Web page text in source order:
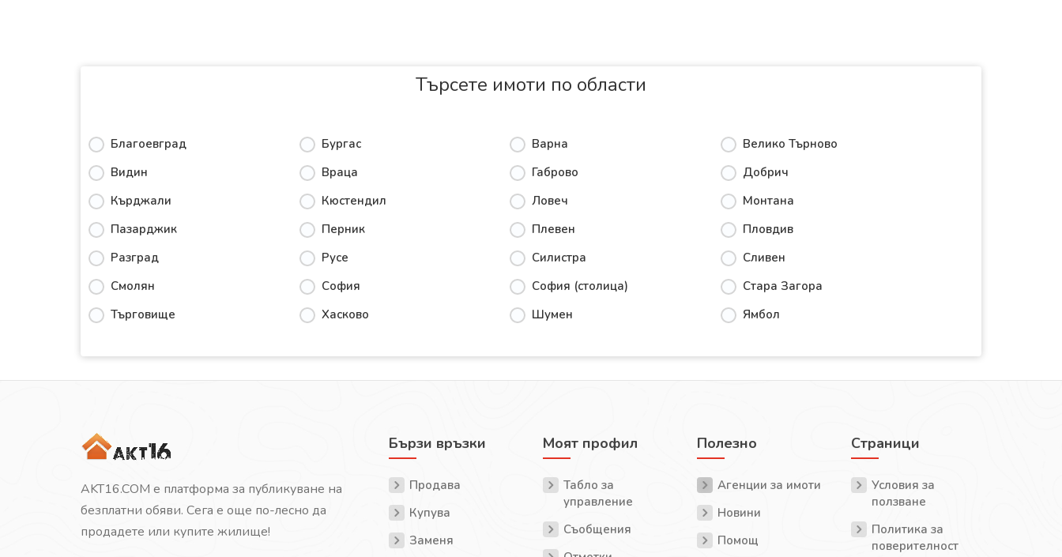
Търсете имоти по области
Благоевград Бургас Варна
Велико Търново
Видин
Враца Габрово
Добрич
Кърджали
Кюстендил Ловеч
Монтана
Пазарджик
Перник Плевен
Пловдив
Разград
Русе Силистра
Сливен
Смолян
София София (столица)
Стара Загора
Търговище
Хасково Шумен Ямбол
AKT16.COM е платформа за публикуване на
безплатни обяви. Сега е още по-лесно да
продадете или купите жилище!
Бързи връзки
Продава
Купува
Заменя
Моят профил
Табло за
управление
Съобщения
Полезно
Агенции за имоти
Новини
Помощ
Страници
Условия за
ползване
Политика за
поверителност